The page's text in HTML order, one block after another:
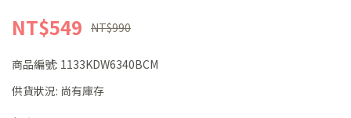
NT$549 NT$990
商品編號: 1133KDW6340BCM
供貨狀況: 尚有庫存